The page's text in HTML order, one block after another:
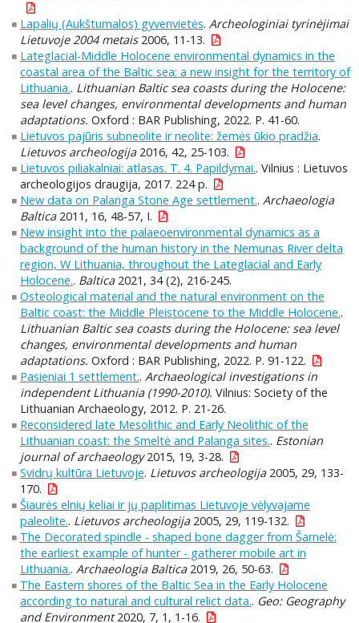
Lapalių (Aukštumalos) gyvenvietės. Archeologiniai tyrinėjimai
Lietuvoje 2004 metais2006, 11-13.
Lateglacial-Middle Holocene environmental dynamics in the
coastal area of the Baltic sea: a new insight for the territory of
Lithuania.. Lithuanian Baltic sea coasts during the Holocene:
sea level changes, environmental developments and human
adaptations. Oxford : BAR Publishing, 2022. P. 41-60.
Lietuvos pajūris subneolite ir neolite: žemės ūkio pradžia.
Lietuvos archeologija2016, 42, 25-103.
Lietuvos piliakalniai: atlasas. T. 4. Papildymai.. Vilnius : Lietuvos
archeologijos draugija, 2017. 224 p.
New data on Palanga Stone Age settlement.. Archaeologia
Baltica2011, 16, 48-57, I.
New insight into the palaeoenvironmental dynamics as a
background of the human history in the Nemunas River delta
region, W Lithuania, throughout the Lateglacial and Early
Holocene.. Baltica2021, 34 (2), 216-245.
Osteological material and the natural environment on the
Baltic coast: the Middle Pleistocene to the Middle Holocene..
Lithuanian Baltic sea coasts during the Holocene: sea level
changes, environmental developments and human
adaptations. Oxford : BAR Publishing, 2022. P. 91-122.
Pasieniai 1 settlement.. Archaeological investigations in
independent Lithuania (1990-2010). Vilnius: Society of the
Lithuanian Archaeology, 2012. P. 21-26.
Reconsidered late Mesolithic and Early Neolithic of the
Lithuanian coast: the Smeltė and Palanga sites.. Estonian
journal of archaeology2015, 19, 3-28.
Svidrų kultūra Lietuvoje. Lietuvos archeologija2005, 29, 133-
170.
Šiaurės elnių keliai ir jų paplitimas Lietuvoje vėlyvajame
paleolite.. Lietuvos archeologija2005, 29, 119-132.
The Decorated spindle - shaped bone dagger from Šarnelė:
the earliest example of hunter - gatherer mobile art in
Lithuania.. Archaeologia Baltica2019, 26, 50-63.
The Eastern shores of the Baltic Sea in the Early Holocene
according to natural and cultural relict data.. Geo: Geography
and Environment2020, 7, 1, 1-16.